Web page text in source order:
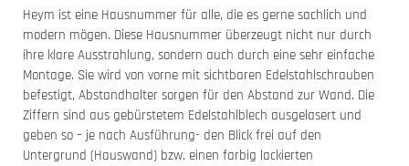
Heym ist eine Hausnummer für alle, die es gerne sachlich und
modern mögen. Diese Hausnummer überzeugt nicht nur durch
ihre klare Ausstrahlung, sondern auch durch eine sehr einfache
Montage. Sie wird von vorne mit sichtbaren Edelstahlschrauben
befestigt, Abstandhalter sorgen für den Abstand zur Wand. Die
Ziffern sind aus gebürstetem Edelstahlblech ausgelasert und
geben so – je nach Ausführung- den Blick frei auf den
Untergrund (Hauswand) bzw. einen farbig lackierten